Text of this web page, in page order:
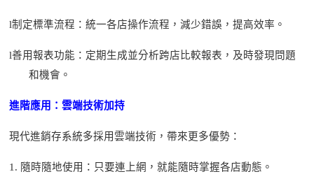
l制定標準流程：統一各店操作流程，減少錯誤，提高效率。
l善用報表功能：定期生成並分析跨店比較報表，及時發現問題
和機會。
進階應用：雲端技術加持
現代進銷存系統多採用雲端技術，帶來更多優勢：
1. 隨時隨地使用 ：只要連上網 ，就能隨時掌握各店動態。